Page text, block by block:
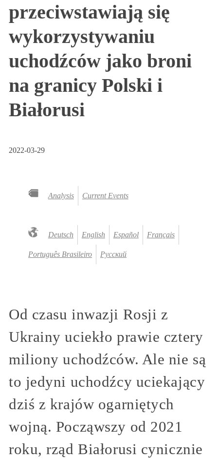
przeciwstawiają się
wykorzystywaniu
uchodźców jako broni
na granicy Polski i
Białorusi
2022-03-29
Analysis Current Events
Deutsch English Español Français
Português Brasileiro Русский
Od czasu inwazji Rosji z
Ukrainy uciekło prawie cztery
miliony uchodźców. Ale nie są
to jedyni uchodźcy uciekający
dziś z krajów ogarniętych
wojną. Począwszy od 2021
roku, rząd Białorusi cynicznie